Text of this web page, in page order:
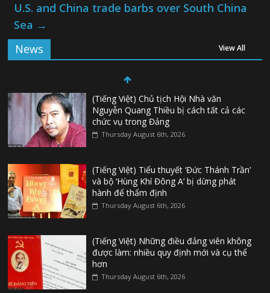
U.S. and China trade barbs over South China
Sea →
News
View All
(Tiếng Việt) Chủ tịch Hội Nhà văn
Nguyễn Quang Thiều bị cách tất cả các
chức vụ trong Đảng
Thursday August 6th, 2026
(Tiếng Việt) Tiểu thuyết ‘Đức Thánh Trần’
và bộ ‘Hùng Khí Đông A’ bị dừng phát
hành để thẩm định
Thursday August 6th, 2026
(Tiếng Việt) Những điều đảng viên không
được làm: nhiều quy định mới và cụ thể
hơn
Thursday August 6th, 2026